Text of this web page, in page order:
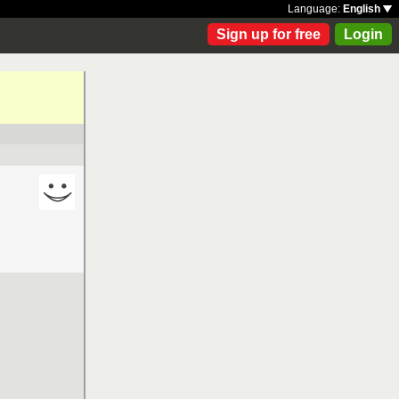
Language: English
Sign up for free Login